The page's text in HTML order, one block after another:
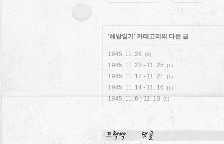
'해방일기 ' 카테고리의 다른 글
1945. 11. 26 (0)
1945. 11. 23 - 11. 25 (1)
1945. 11. 17 - 11. 21 (1)
1945. 11. 14 - 11. 16 (1)
1945. 11. 6 - 11. 13 (0)